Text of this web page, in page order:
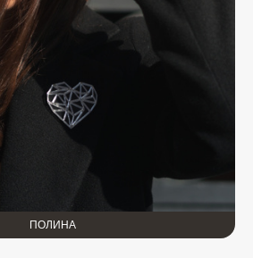
ПОЛИНА